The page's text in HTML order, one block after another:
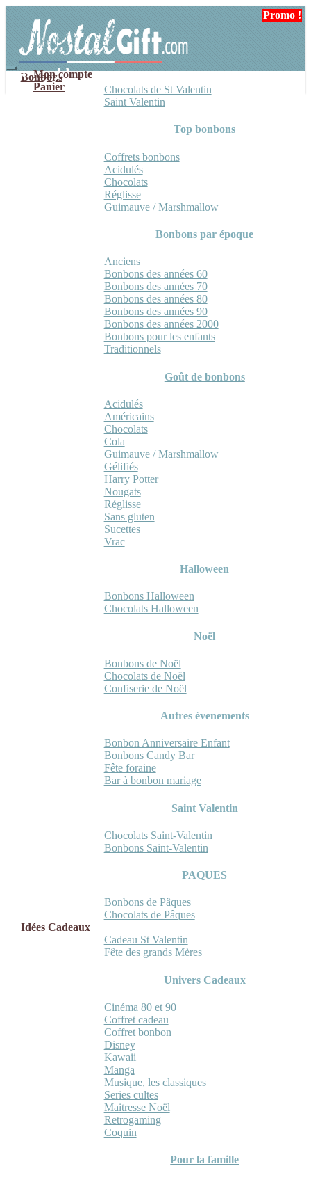
navigation
contenu
Mon compte
Panier
Bonbons
Chocolats de St Valentin
Saint Valentin
Top bonbons
Coffrets bonbons
Acidulés
Chocolats
Réglisse
Guimauve / Marshmallow
Bonbons par époque
Anciens
Bonbons des années 60
Bonbons des années 70
Bonbons des années 80
Bonbons des années 90
Bonbons des années 2000
Bonbons pour les enfants
Traditionnels
Goût de bonbons
Acidulés
Américains
Chocolats
Cola
Guimauve / Marshmallow
Gélifiés
Harry Potter
Nougats
Réglisse
Sans gluten
Sucettes
Vrac
Halloween
Bonbons Halloween
Chocolats Halloween
Noël
Bonbons de Noël
Chocolats de Noël
Confiserie de Noël
Autres évenements
Bonbon Anniversaire Enfant
Bonbons Candy Bar
Fête foraine
Bar à bonbon mariage
Saint Valentin
Chocolats Saint-Valentin
Bonbons Saint-Valentin
PAQUES
Bonbons de Pâques
Chocolats de Pâques
Idées Cadeaux
Cadeau St Valentin
Fête des grands Mères
Univers Cadeaux
Cinéma 80 et 90
Coffret cadeau
Coffret bonbon
Disney
Kawaii
Manga
Musique, les classiques
Series cultes
Maitresse Noël
Retrogaming
Coquin
Pour la famille
Promo !